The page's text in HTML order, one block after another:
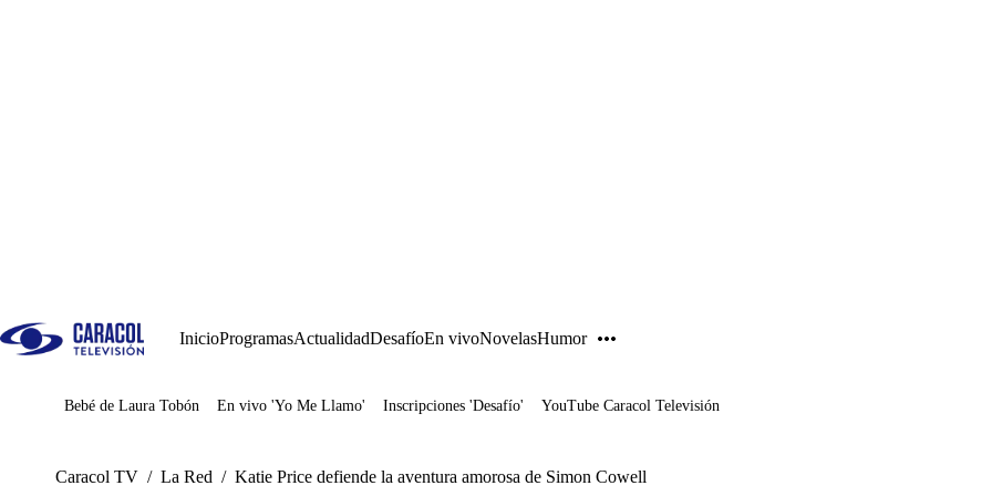
InicioProgramasActualidadDesafíoEn vivoNovelasHumor
Juegos
Bebé de Laura Tobón En vivo 'Yo Me Llamo' Inscripciones 'Desafío' YouTube Caracol Televisión
Caracol TV / La Red / Katie Price defiende la aventura amorosa de Simon Cowell